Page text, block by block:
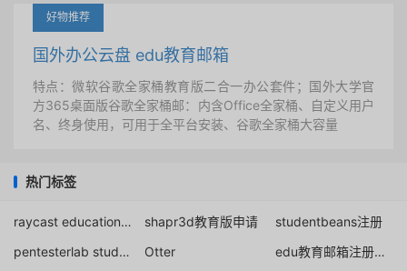
好物推荐
国外办公云盘 edu教育邮箱
特点：微软谷歌全家桶教育版二合一办公套件；国外大学官
方365桌面版谷歌全家桶邮：内含Office全家桶、自定义用户
名、终身使用，可用于全平台安装、谷歌全家桶大容量
热门标签
raycast education discount shapr3d教育版申请
studentbeans注册
pentesterlab student price
Otter
edu教育邮箱注册申请教程